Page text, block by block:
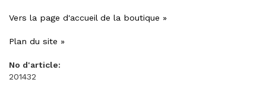
Vers la page d'accueil de la boutique »
Plan du site »
No d'article:
201432